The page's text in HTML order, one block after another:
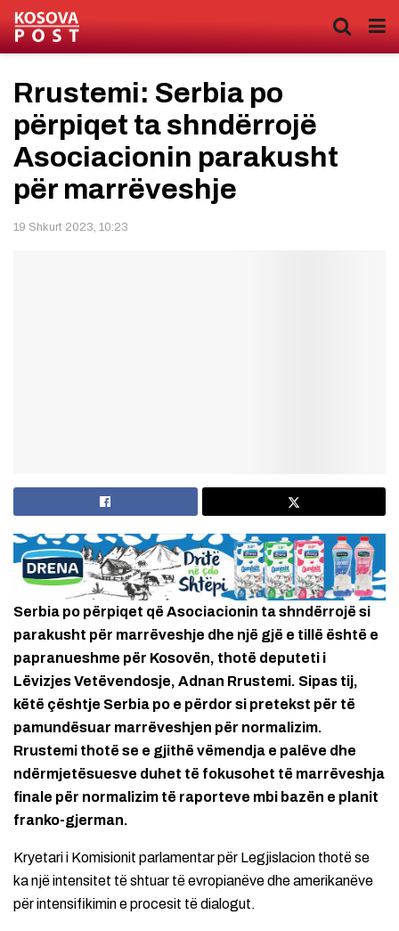
Rrustemi: Serbia po
përpiqet ta shndërrojë
Asociacionin parakusht
për marrëveshje
19 Shkurt 2023, 10:23
Serbia po përpiqet që Asociacionin ta shndërrojë si
parakusht për marrëveshje dhe një gjë e tillë është e
papranueshme për Kosovën, thotë deputeti i
Lëvizjes Vetëvendosje, Adnan Rrustemi. Sipas tij,
këtë çështje Serbia po e përdor si pretekst për të
pamundësuar marrëveshjen për normalizim.
Rrustemi thotë se e gjithë vëmendja e palëve dhe
ndërmjetësuesve duhet të fokusohet të marrëveshja
finale për normalizim të raporteve mbi bazën e planit
franko-gjerman.
Kryetari i Komisionit parlamentar për Legjislacion thotë se
ka një intensitet të shtuar të evropianëve dhe amerikanëve
për intensifikimin e procesit të dialogut.